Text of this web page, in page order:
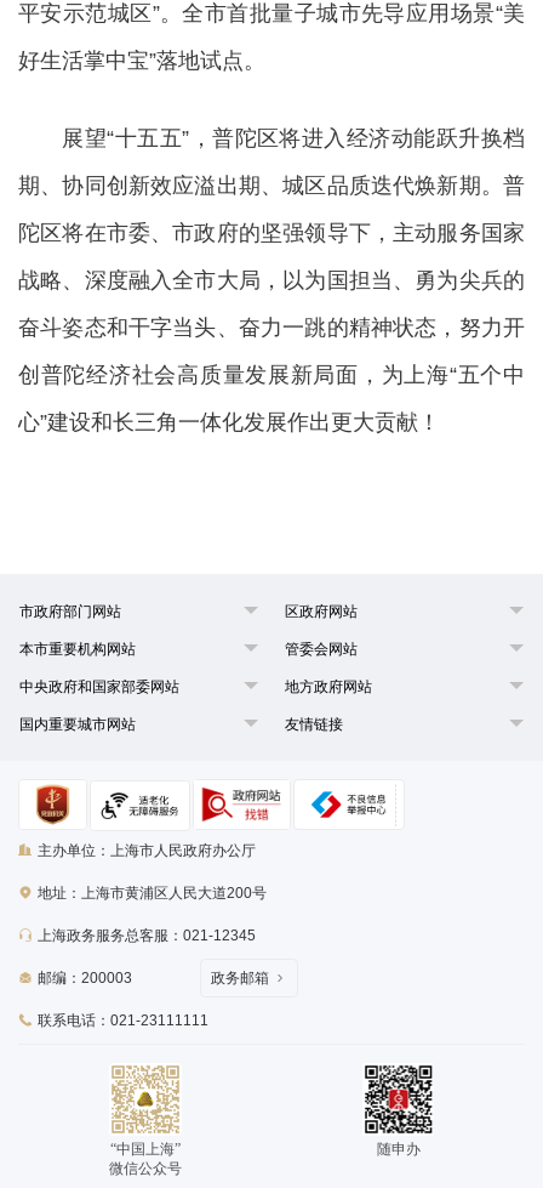
平安示范城区”。全市首批量子城市先导应用场景“美
好生活掌中宝”落地试点。
展望“十五五”，普陀区将进入经济动能跃升换档
期、协同创新效应溢出期、城区品质迭代焕新期。普
陀区将在市委、市政府的坚强领导下，主动服务国家
战略、深度融入全市大局，以为国担当、勇为尖兵的
奋斗姿态和干字当头、奋力一跳的精神状态，努力开
创普陀经济社会高质量发展新局面，为上海“五个中
心”建设和长三角一体化发展作出更大贡献！
市政府部门网站 区政府网站
本市重要机构网站 管委会网站
中央政府和国家部委网站 地方政府网站
国内重要城市网站 友情链接
主办单位：上海市人民政府办公厅
地址：上海市黄浦区人民大道200号
上海政务服务总客服：021-12345
邮编：200003
联系电话：021-23111111
政务邮箱
“中国上海”
微信公众号
随申办